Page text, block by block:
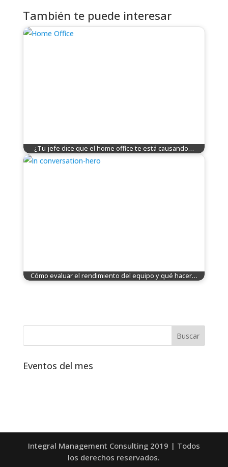
También te puede interesar
¿Tu jefe dice que el home office te está causando…
Cómo evaluar el rendimiento del equipo y qué hacer…
Eventos del mes
Integral Management Consulting 2019 | Todos
los derechos reservados.